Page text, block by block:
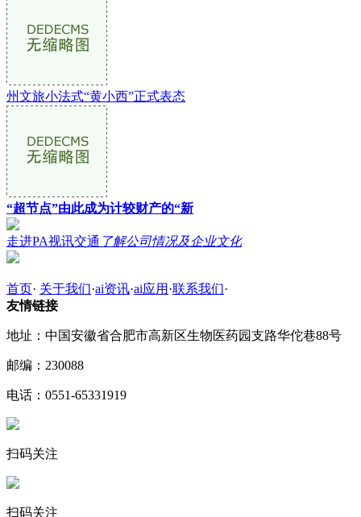
州文旅小法式“黄小西”正式表态
“超节点”由此成为计较财产的“新
走进PA视讯交通 了解公司情况及企业文化
首页· 关于我们·ai资讯·ai应用 ·联系我们·
友情链接
地址：中国安徽省合肥市高新区生物医药园支路华佗巷88号
邮编：230088
电话：0551-65331919
扫码关注
扫码关注